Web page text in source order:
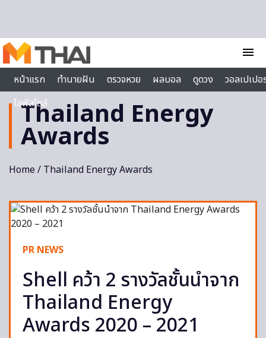
menu
หน้าแรก
ทำนายฝัน ตรวจหวย ผลบอล ดูดวง
วอลเปเป
ไลฟ์สไตล์
Thailand Energy
Awards
Home/ Thailand Energy Awards
PR NEWS
Shell คว้า 2 รางวัลชั้นนำจาก
Thailand Energy
Awards 2020 – 2021